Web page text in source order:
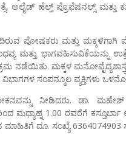
ಅಲೈಡ್ ಹೆಲ್ತ್ ಪ್ರೊಫೆಷನಲ್ಸ್
ಪೋಷಕರು ಮತ್ತು
ಮತ್ತು ಭಾಗವಹಿಸುವಿಕೆಯನ್ನು
ಮಕ್ಕಳ ಮನೋವೈದ್ಯಶಾಸ್ತ್ರ,
ಸಂಪನ್ಮೂಲ ವ್ಯಕ್ತಿಗಳು
ನೀಡಿದರು. ಡಾ. ಮಹೇಶ್
ಮಧ್ಯಾಹ್ನ 1.00 ರವರೆಗೆ
ದೂ. ಸಂಖ್ಯೆ 6364074903